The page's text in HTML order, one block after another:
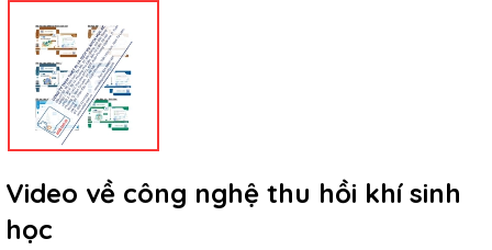
Video về công nghệ thu hồi khí sinh
học